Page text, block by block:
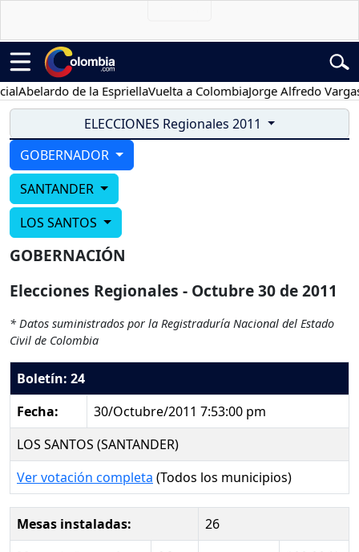
Abelardo de la EspriellaVuelta a ColombiaJorge Alfredo Vargas
ELECCIONES Regionales 2011
GOBERNADOR
SANTANDER
LOS SANTOS
GOBERNACIÓN
Elecciones Regionales - Octubre 30 de 2011
* Datos suministrados por la Registraduría Nacional del Estado
Civil de Colombia
Boletín: 24
Fecha:
30/Octubre/2011 7:53:00 pm
LOS SANTOS (SANTANDER)
Ver votación completa (Todos los municipios)
Mesas instaladas:
26